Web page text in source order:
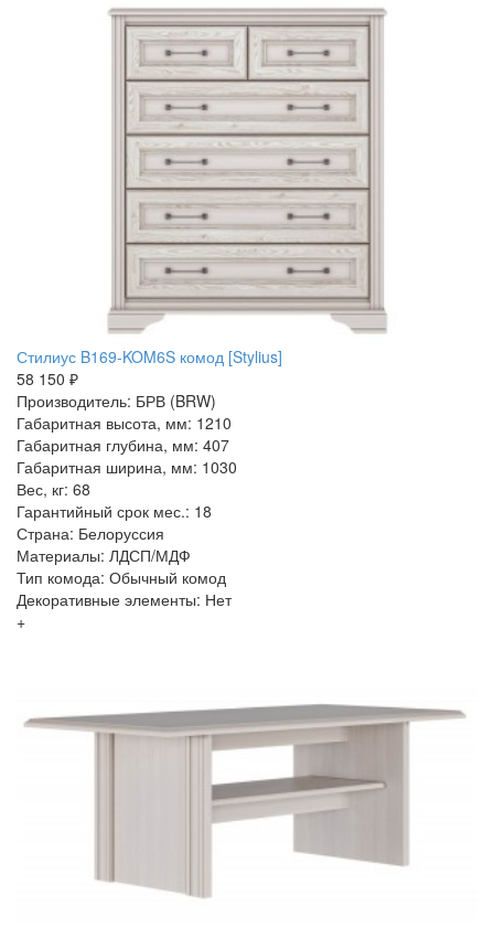
Стилиус B169-KOM6S комод [Stylius]
58 150 ₽
Производитель: БРВ (BRW)
Габаритная высота, мм: 1210
Габаритная глубина, мм: 407
Габаритная ширина, мм: 1030
Вес, кг: 68
Гарантийный срок мес.: 18
Страна: Белоруссия
Материалы: ЛДСП/МДФ
Тип комода: Обычный комод
Декоративные элементы: Нет
+